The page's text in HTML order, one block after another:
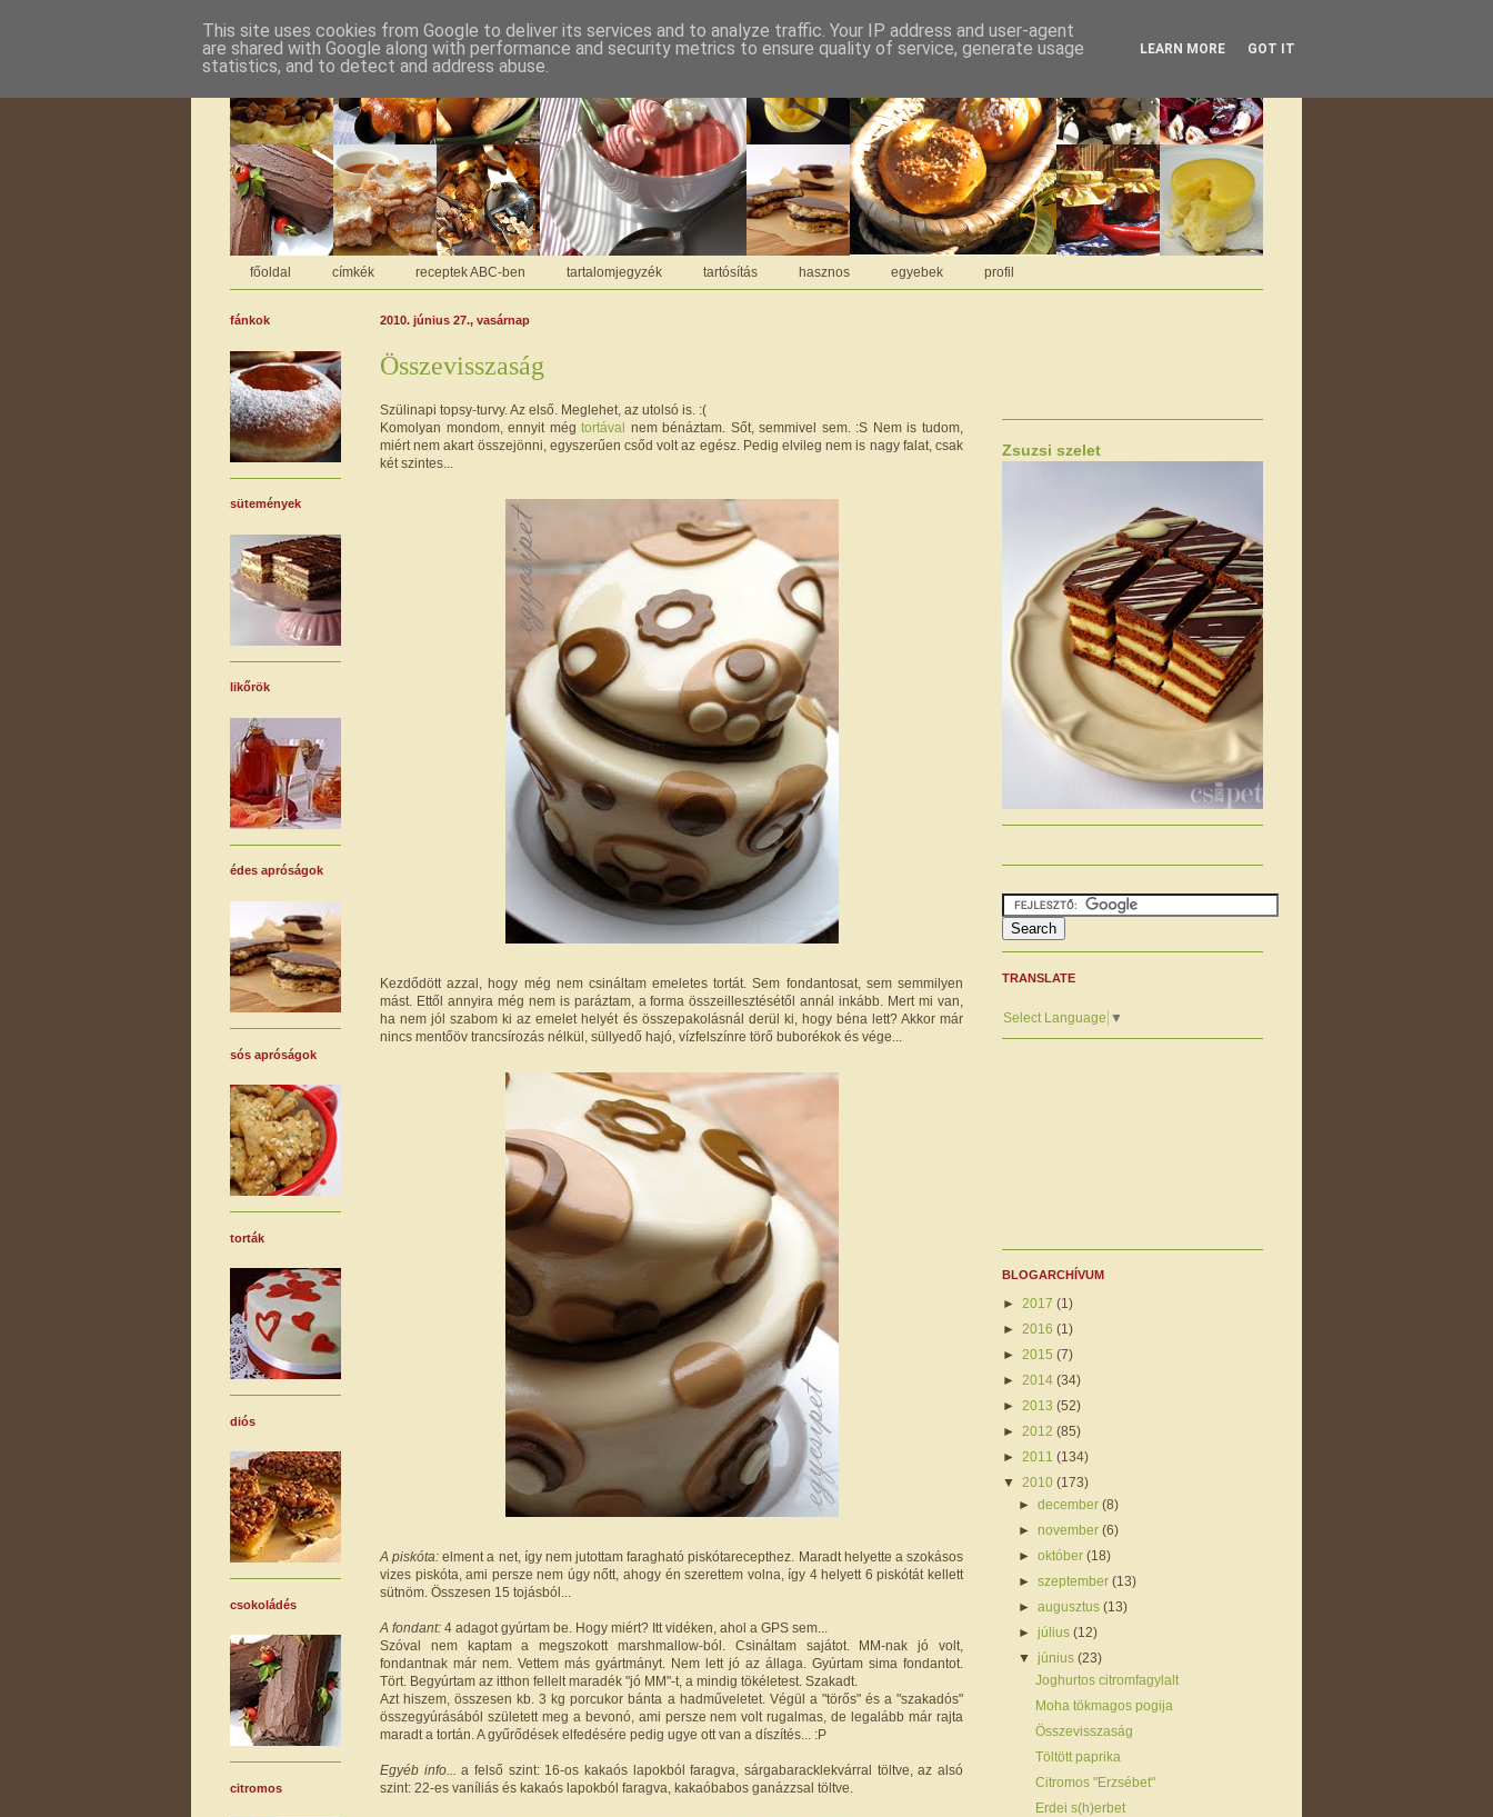
főoldal címkék receptek ABC-ben tartalomjegyzék tartósítás hasznos egyebek profil
2010. június 27., vasárnap
Összevisszaság
Szülinapi topsy-turvy. Az első. Meglehet, az utolsó is. :(
Komolyan mondom, ennyit mégtortával nem bénáztam. Sőt, semmivel sem. :S Nem is tudom,
miért nem akart összejönni, egyszerűen csőd volt az egész. Pedig elvileg nem is nagy falat, csak
két szintes...
Kezdődött azzal, hogy még nem csináltam emeletes tortát. Sem fondantosat, sem semmilyen
mást. Ettől annyira még nem is paráztam, a forma összeillesztésétől annál inkább. Mert mi van,
ha nem jól szabom ki az emelet helyét és összepakolásnál derül ki, hogy béna lett? Akkor már
nincs mentőöv trancsírozás nélkül, süllyedő hajó, vízfelszínre törő buborékok és vége...
A piskóta: elment a net, így nem jutottam faragható piskótarecepthez. Maradt helyette a szokásos
vizes piskóta, ami persze nem úgy nőtt, ahogy én szerettem volna, így 4 helyett 6 piskótát kellett
sütnöm. Összesen 15 tojásból...
A fondant: 4 adagot gyúrtam be. Hogy miért? Itt vidéken, ahol a GPS sem...
Szóval nem kaptam a megszokott marshmallow-ból. Csináltam sajátot. MM-nak jó volt,
fondantnak már nem. Vettem más gyártmányt. Nem lett jó az állaga. Gyúrtam sima fondantot.
Tört. Begyúrtam az itthon fellelt maradék "jó MM"-t, a mindig tökéletest. Szakadt.
Azt hiszem, összesen kb. 3 kg porcukor bánta a hadműveletet. Végül a "törős" és a "szakadós"
összegyúrásából született meg a bevonó, ami persze nem volt rugalmas, de legalább már rajta
maradt a tortán. A gyűrődések elfedésére pedig ugye ott van a díszítés... :P
Egyéb info...a felső szint: 16-os kakaós lapokból faragva, sárgabaracklekvárral töltve, az alsó
szint: 22-es vaníliás és kakaós lapokból faragva, kakaóbabos ganázzsal töltve.
fánkok
sütemények
likőrök
édes apróságok
sós apróságok
torták
diós
csokoládés
citromos
Zsuzsi szelet
TRANSLATE
Select Language ▼
BLOGARCHÍVUM
► 2017 (1)
► 2016 (1)
► 2015 (7)
► 2014 (34)
► 2013 (52)
► 2012 (85)
► 2011 (134)
▼ 2010 (173)
►december(8)
►november(6)
►október(18)
►szeptember(13)
►augusztus(13)
►július(12)
▼június(23)
Joghurtos citromfagylalt
Moha tökmagos pogija
Összevisszaság
Töltött paprika
Citromos "Erzsébet"
Erdei s(h)erbet
This site uses cookies from Google to deliver its services and to analyze traffic. Your IP address and user-agent
are shared with Google along with performance and security metrics to ensure quality of service, generate usage
statistics, and to detect and address abuse.
LEARN MORE GOT IT